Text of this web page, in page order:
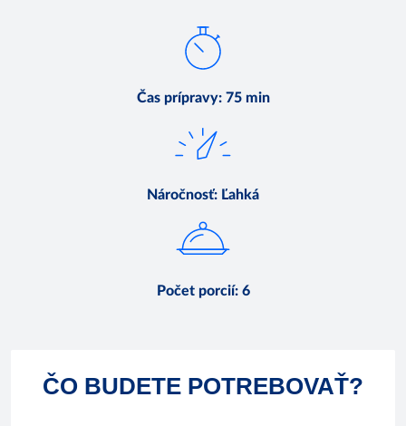
Čas prípravy: 75 min
Náročnosť: Ľahká
Počet porcií: 6
ČO BUDETE POTREBOVAŤ?